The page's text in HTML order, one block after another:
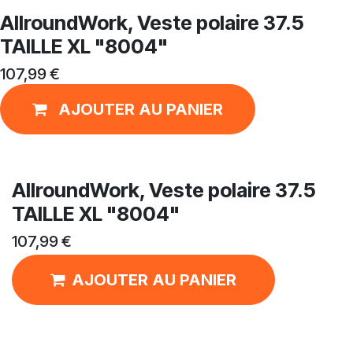
AllroundWork, Veste polaire 37.5
TAILLE XL "8004"
107,99€
AJOUTER AU PANIER
AllroundWork, Veste polaire 37.5
TAILLE XL "8004"
107,99€
AJOUTER AU PANIER